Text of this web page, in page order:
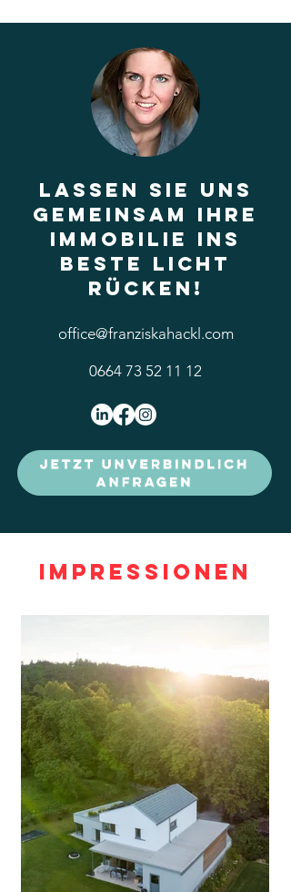
Lassen Sie uns
gemeinsam Ihre
Immobilie ins
beste Licht
rücken!
office@franziskahackl.com
0664 73 52 11 12
Impressionen